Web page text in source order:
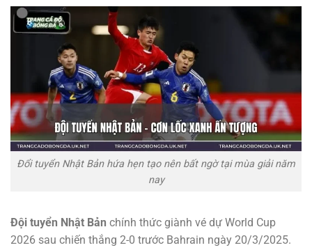
Đổi tuyển Nhật Bản hứa hẹn tạo nên bất ngờ tại mùa giải năm
nay
Đội tuyển Nhật Bản chính thức giành vé dự World Cup
2026 sau chiến thắng 2-0 trước Bahrain ngày 20/3/2025.